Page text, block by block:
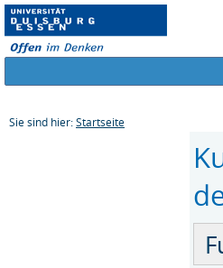
Sie sind hier: Startseite